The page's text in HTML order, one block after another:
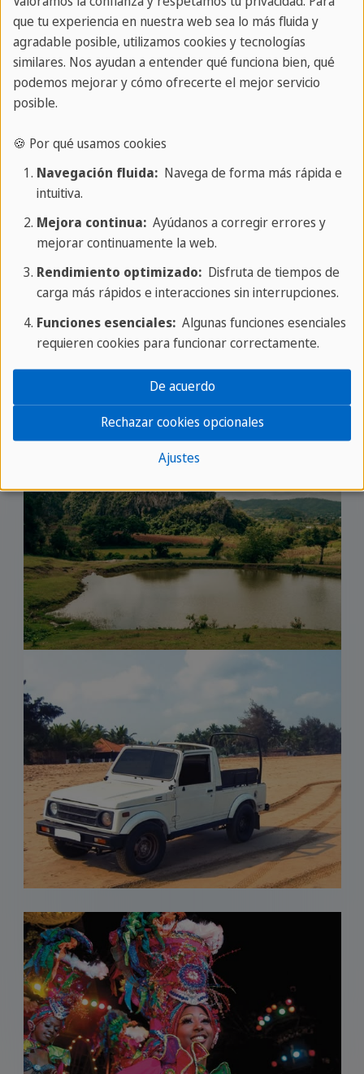
Aventuras en Cuba
Visitas y excursiones
que tu experiencia en nuestra web sea lo más fluida y
agradable posible, utilizamos cookies y tecnologías
similares. Nos ayudan a entender qué funciona bien, qué
podemos mejorar y cómo ofrecerte el mejor servicio
posible.
🍪 Por qué usamos cookies
Navegación fluida:Navega de forma más rápida e
intuitiva.
Mejora continua:Ayúdanos a corregir errores y
mejorar continuamente la web.
Rendimiento optimizado:Disfruta de tiempos de
carga más rápidos e interacciones sin interrupciones.
Funciones esenciales:Algunas funciones esenciales
requieren cookies para funcionar correctamente.
Ajustes
Rechazar cookies opcionales
De acuerdo